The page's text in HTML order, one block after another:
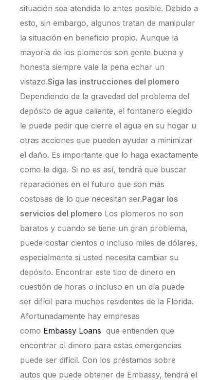
situación sea atendida lo antes posible. Debido a
esto, sin embargo, algunos tratan de manipular
la situación en beneficio propio. Aunque la
mayoría de los plomeros son gente buena y
honesta siempre vale la pena echar un
vistazo.Siga las instrucciones del plomero
Dependiendo de la gravedad del problema del
depósito de agua caliente, el fontanero elegido
le puede pedir que cierre el agua en su hogar u
otras acciones que pueden ayudar a minimizar
el daño. Es importante que lo haga exactamente
como le diga. Si no es así, tendrá que buscar
reparaciones en el futuro que son más
costosas de lo que necesitan ser.Pagar los
servicios del plomero Los plomeros no son
baratos y cuando se tiene un gran problema,
puede costar cientos o incluso miles de dólares,
especialmente si usted necesita cambiar su
depósito. Encontrar este tipo de dinero en
cuestión de horas o incluso en un día puede
ser difícil para muchos residentes de la Florida.
Afortunadamente hay empresas
como Embassy Loans que entienden que
encontrar el dinero para estas emergencias
puede ser difícil. Con los préstamos sobre
autos que puede obtener de Embassy, tendrá el